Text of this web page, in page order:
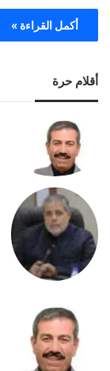
أكمل القراءة »
أقلام حرة